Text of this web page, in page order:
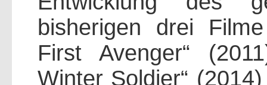
bisherigen drei
First Avenger“
Winter Soldier“